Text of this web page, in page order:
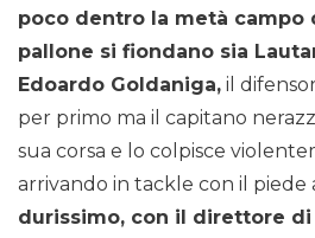
poco dentro la metà campo
pallone si fiondano sia
Edoardo Goldaniga, il
per primo ma il capitano
sua corsa e lo colpisce
arrivando in tackle con il piede
durissimo, con il direttore di